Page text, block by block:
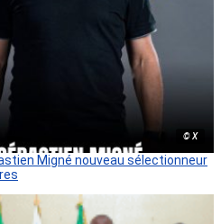
© X
Migné nouveau sélectionneur